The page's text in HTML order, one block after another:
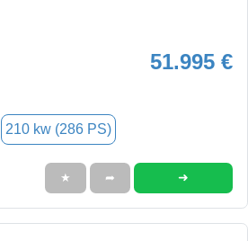
51.995 €
210 kw (286 PS)
★ ➦ ➜